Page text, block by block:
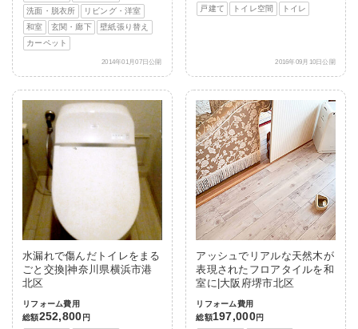
洗面・脱衣所
リビング・洋室
和室
玄関・廊下
壁紙張り替え
カーペット
2014年01月07日公開
戸建て
トイレ空間 トイレ
2016年09月10日公開
水漏れで傷んだトイレをまる
ごと交換|神奈川県横浜市港
北区
リフォーム費用
総額252,800 円
アッシュでリアルな天然木が
表現されたフロアタイルを和
室に|大阪府堺市北区
リフォーム費用
総額197,000円